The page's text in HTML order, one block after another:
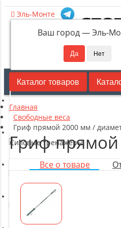
Эль-Монте
Ваш город —Эль-
Каталог товаров
Кардиотренажеры
Силовые тренажеры
Оборудование для настольного
Главная
Свободные веса
Гриф прямой 2000 мм /
Гриф
Все о товаре